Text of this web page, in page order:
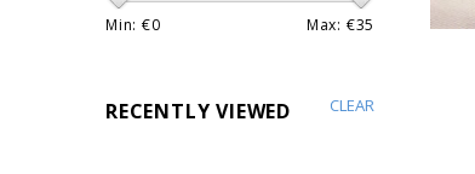
Min: €0 Max: €35
RECENTLY VIEWED CLEAR